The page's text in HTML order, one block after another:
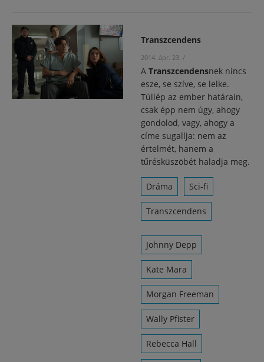
Transzcendens
2014. ápr. 23. /
A Transzcendensnek nincs
esze, se szíve, se lelke.
Túllép az ember határain,
csak épp nem úgy, ahogy
gondolod, vagy, ahogy a
címe sugallja: nem az
értelmét, hanem a
tűrésküszöbét haladja meg.
Dráma Sci-fi
Transzcendens
Johnny Depp
Kate Mara
Morgan Freeman
Wally Pfister
Rebecca Hall